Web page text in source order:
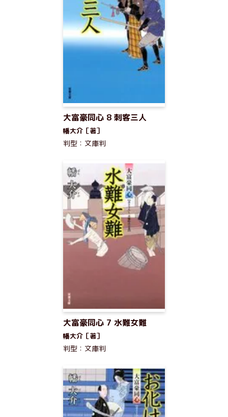
大富豪同心 8 刺客三人
幡大介［著］
判型：文庫判
大富豪同心 7 水難女難
幡大介［著］
判型：文庫判